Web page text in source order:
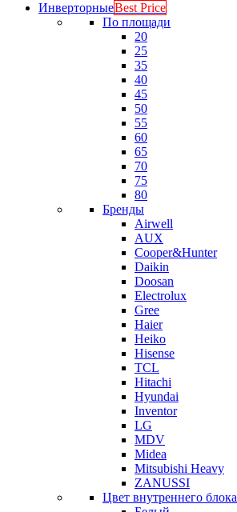
ИнверторныеBest Price
По площади
20
25
35
40
45
50
55
60
65
70
75
80
Бренды
Airwell
AUX
Cooper&Hunter
Daikin
Doosan
Electrolux
Gree
Haier
Heiko
Hisense
TCL
Hitachi
Hyundai
Inventor
LG
MDV
Midea
Mitsubishi Heavy
ZANUSSI
Цвет внутреннего блока